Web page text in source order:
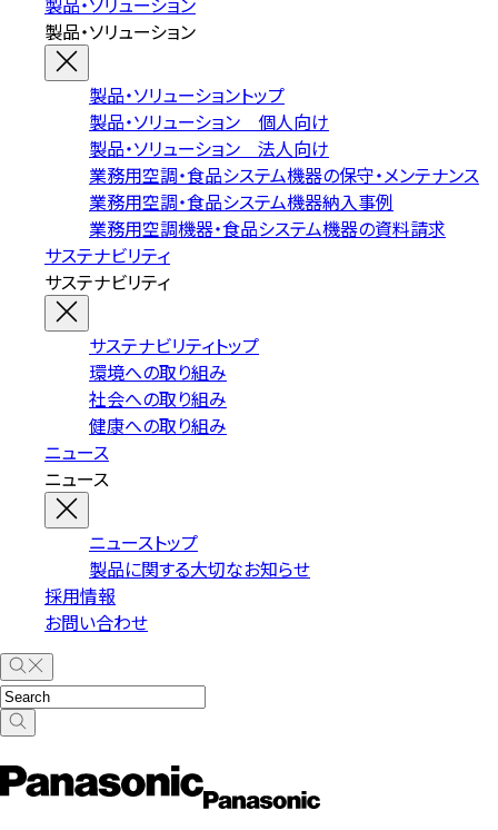
製品・ソリューション
製品・ソリューショントップ
製品・ソリューション 個人向け
製品・ソリューション 法人向け
業務用空調・食品システム機器の保守・メンテナンス
業務用空調・食品システム機器納入事例
業務用空調機器・食品システム機器の資料請求
サステナビリティ
サステナビリティ
サステナビリティトップ
環境への取り組み
社会への取り組み
健康への取り組み
ニュース
ニュース
ニューストップ
製品に関する大切なお知らせ
採用情報
お問い合わせ